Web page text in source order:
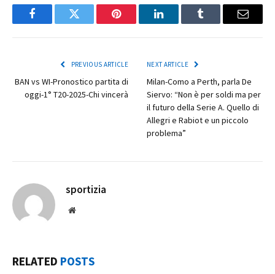
FacebookTwitter Pinterest LinkedInTumblr Email
PREVIOUS ARTICLE
BAN vs WI-Pronostico partita di
oggi-1° T20-2025-Chi vincerà
NEXT ARTICLE
Milan-Como a Perth, parla De
Siervo: “Non è per soldi ma per
il futuro della Serie A. Quello di
Allegri e Rabiot e un piccolo
problema”
sportizia
Website
RELATED POSTS